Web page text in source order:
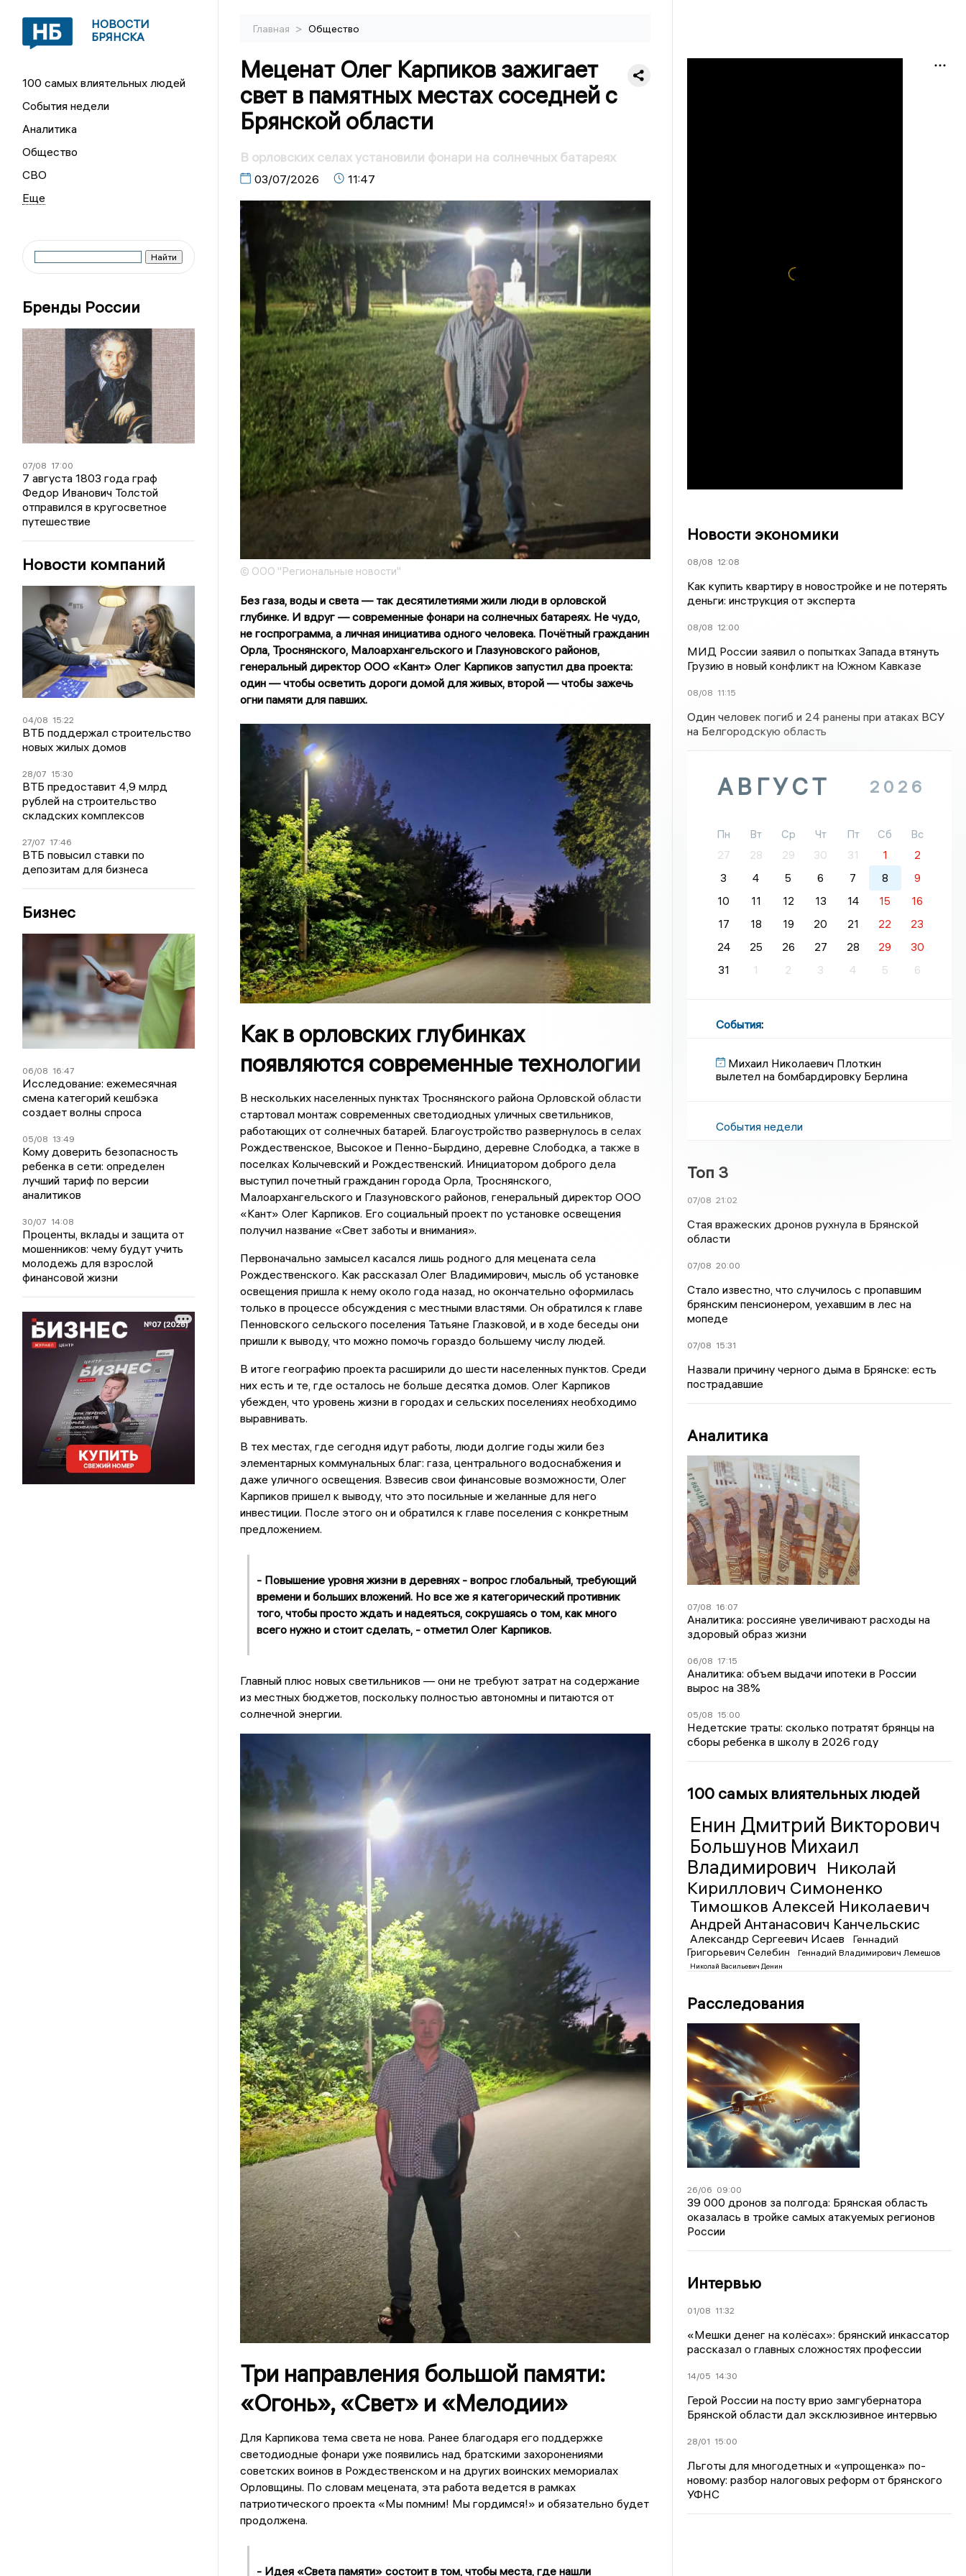
НОВОСТИ
БРЯНСКА
100 самых влиятельных людей
События недели
Аналитика
Общество
СВО
Бренды России
07/08 17:00
7 августа 1803 года граф
Федор Иванович Толстой
отправился в кругосветное
путешествие
Новости компаний
04/08 15:22
ВТБ поддержал строительство
новых жилых домов
28/07 15:30
ВТБ предоставит 4,9 млрд
рублей на строительство
складских комплексов
27/07 17:46
ВТБ повысил ставки по
депозитам для бизнеса
Бизнес
06/08 16:47
Исследование: ежемесячная
смена категорий кешбэка
создает волны спроса
05/08 13:49
Кому доверить безопасность
ребенка в сети: определен
лучший тариф по версии
аналитиков
30/07 14:08
Проценты, вклады и защита от
мошенников: чему будут учить
молодежь для взрослой
финансовой жизни
Главная > Общество
Меценат Олег Карпиков зажигает
свет в памятных местах соседней с
Брянской области
В орловских селах установили фонари на солнечных батареях
03/07/2026 11:47
© ООО "Региональные новости"
Без газа, воды и света — так десятилетиями жили люди в орловской
глубинке. И вдруг — современные фонари на солнечных батареях. Не чудо,
не госпрограмма, а личная инициатива одного человека. Почётный гражданин
Орла, Троснянского, Малоархангельского и Глазуновского районов,
генеральный директор ООО «Кант» Олег Карпиков запустил два проекта:
один — чтобы осветить дороги домой для живых, второй — чтобы зажечь
огни памяти для павших.
Как в орловских глубинках
появляются современные технологии
В нескольких населенных пунктах Троснянского района Орловской области
стартовал монтаж современных светодиодных уличных светильников,
работающих от солнечных батарей. Благоустройство развернулось в селах
Рождественское, Высокое и Пенно-Бырдино, деревне Слободка, а также в
поселках Колычевский и Рождественский. Инициатором доброго дела
выступил почетный гражданин города Орла, Троснянского,
Малоархангельского и Глазуновского районов, генеральный директор ООО
«Кант» Олег Карпиков. Его социальный проект по установке освещения
получил название «Свет заботы и внимания».
Первоначально замысел касался лишь родного для мецената села
Рождественского. Как рассказал Олег Владимирович, мысль об установке
освещения пришла к нему около года назад, но окончательно оформилась
только в процессе обсуждения с местными властями. Он обратился к главе
Пенновского сельского поселения Татьяне Глазковой, и в ходе беседы они
пришли к выводу, что можно помочь гораздо большему числу людей.
В итоге географию проекта расширили до шести населенных пунктов. Среди
них есть и те, где осталось не больше десятка домов. Олег Карпиков
убежден, что уровень жизни в городах и сельских поселениях необходимо
выравнивать.
В тех местах, где сегодня идут работы, люди долгие годы жили без
элементарных коммунальных благ: газа, центрального водоснабжения и
даже уличного освещения. Взвесив свои финансовые возможности, Олег
Карпиков пришел к выводу, что это посильные и желанные для него
инвестиции. После этого он и обратился к главе поселения с конкретным
предложением.
- Повышение уровня жизни в деревнях - вопрос глобальный, требующий
времени и больших вложений. Но все же я категорический противник
того, чтобы просто ждать и надеяться, сокрушаясь о том, как много
всего нужно и стоит сделать, - отметил Олег Карпиков.
Главный плюс новых светильников — они не требуют затрат на содержание
из местных бюджетов, поскольку полностью автономны и питаются от
солнечной энергии.
Три направления большой памяти:
«Огонь», «Свет» и «Мелодии»
Для Карпикова тема света не нова. Ранее благодаря его поддержке
светодиодные фонари уже появились над братскими захоронениями
советских воинов в Рождественском и на других воинских мемориалах
Орловщины. По словам мецената, эта работа ведется в рамках
патриотического проекта «Мы помним! Мы гордимся!» и обязательно будет
продолжена.
- Идея «Света памяти» состоит в том, чтобы места, где нашли
Новости экономики
08/08 12:08
Как купить квартиру в новостройке и не потерять
деньги: инструкция от эксперта
08/08 12:00
МИД России заявил о попытках Запада втянуть
Грузию в новый конфликт на Южном Кавказе
08/08 11:15
Один человек погиб и 24 ранены при атаках ВСУ
на Белгородскую область
АВГУСТ 2026
Пн Вт Ср Чт Пт Сб
Вс
27
28 29 30 31 1
2
3
4 5 6 7 8
9
10
11 12 13 14 15
16
17
18 19 20 21 22
23
24
25 26 27 28 29
30
31
1 2 3 4 5 6
События:
Михаил Николаевич Плоткин
вылетел на бомбардировку Берлина
События недели
Топ 3
07/08 21:02
Стая вражеских дронов рухнула в Брянской
области
07/08 20:00
Стало известно, что случилось с пропавшим
брянским пенсионером, уехавшим в лес на
мопеде
07/08 15:31
Назвали причину черного дыма в Брянске: есть
пострадавшие
Аналитика
07/08 16:07
Аналитика: россияне увеличивают расходы на
здоровый образ жизни
06/08 17:15
Аналитика: объем выдачи ипотеки в России
вырос на 38%
05/08 15:00
Недетские траты: сколько потратят брянцы на
сборы ребенка в школу в 2026 году
100 самых влиятельных людей
Енин Дмитрий Викторович
Большунов Михаил
Владимирович Николай
Кириллович Симоненко
Тимошков Алексей Николаевич
Андрей Антанасович Канчельскис
Александр Сергеевич Исаев
Геннадий
Григорьевич Селебин
Геннадий Владимирович Лемешов
Николай Васильевич Денин
Расследования
26/06 09:00
39 000 дронов за полгода: Брянская область
оказалась в тройке самых атакуемых регионов
России
Интервью
01/08 11:32
«Мешки денег на колёсах»: брянский инкассатор
рассказал о главных сложностях профессии
14/05 14:30
Герой России на посту врио замгубернатора
Брянской области дал эксклюзивное интервью
28/01 15:00
Льготы для многодетных и «упрощенка» по-
новому: разбор налоговых реформ от брянского
УФНС